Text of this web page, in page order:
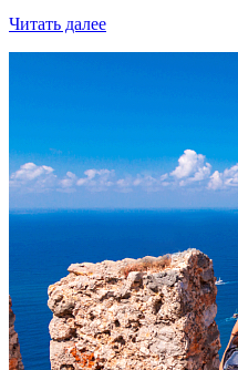
Читать далее